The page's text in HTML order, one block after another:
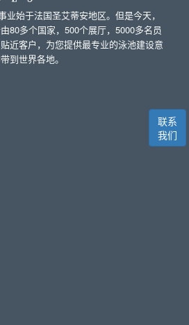
联系
我们
业始于法国圣艾蒂安地区。但是今天，
80多个国家，500个展厅，5000多名员
近客户，为您提供最专业的泳池建设意
到世界各地。